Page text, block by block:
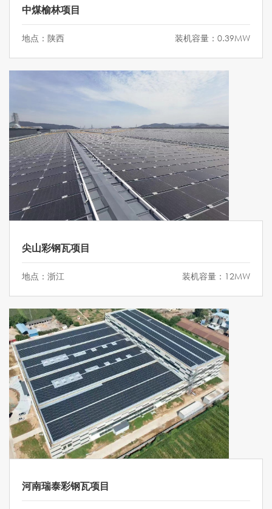
中煤榆林项目
地点：陕西 装机容量：0.39MW
尖山彩钢瓦项目
地点：浙江 装机容量：12MW
河南瑞泰彩钢瓦项目